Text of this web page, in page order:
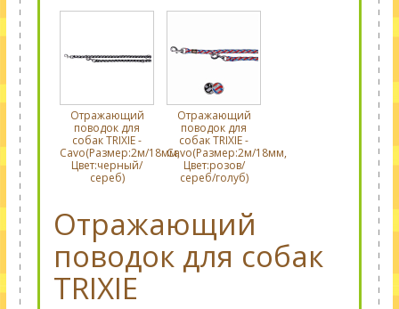
Отражающий
поводок для
собак TRIXIE -
Cavo(Размер:2м/18мм,
Цвет:черный/
сереб)
Отражающий
поводок для
собак TRIXIE -
Cavo(Размер:2м/18мм,
Цвет:розов/
сереб/голуб)
Отражающий
поводок для собак
TRIXIE